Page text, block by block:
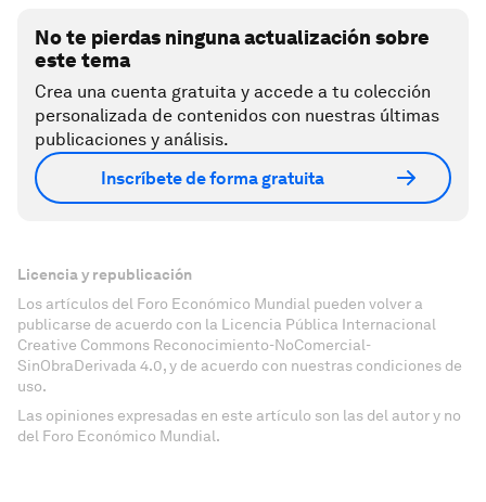
No te pierdas ninguna actualización sobre
este tema
Crea una cuenta gratuita y accede a tu colección
personalizada de contenidos con nuestras últimas
publicaciones y análisis.
Inscríbete de forma gratuita
Licencia y republicación
Los artículos del Foro Económico Mundial pueden volver a
publicarse de acuerdo con la Licencia Pública Internacional
Creative Commons Reconocimiento-NoComercial-
SinObraDerivada 4.0, y de acuerdo con nuestras condiciones de
uso.
Las opiniones expresadas en este artículo son las del autor y no
del Foro Económico Mundial.